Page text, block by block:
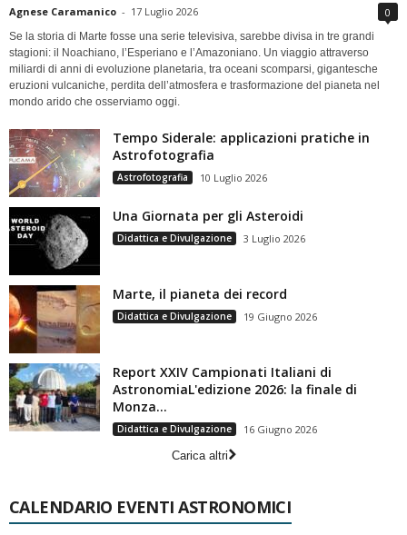
Agnese Caramanico - 17 Luglio 2026 0
Se la storia di Marte fosse una serie televisiva, sarebbe divisa in tre grandi
stagioni: il Noachiano, l’Esperiano e l’Amazoniano. Un viaggio attraverso
miliardi di anni di evoluzione planetaria, tra oceani scomparsi, gigantesche
eruzioni vulcaniche, perdita dell’atmosfera e trasformazione del pianeta nel
mondo arido che osserviamo oggi.
Tempo Siderale: applicazioni pratiche in
Astrofotografia
Astrofotografia 10 Luglio 2026
Una Giornata per gli Asteroidi
Didattica e Divulgazione 3 Luglio 2026
Marte, il pianeta dei record
Didattica e Divulgazione 19 Giugno 2026
Report XXIV Campionati Italiani di
AstronomiaL'edizione 2026: la finale di
Monza...
Didattica e Divulgazione
16 Giugno 2026
Carica altri
CALENDARIO EVENTI ASTRONOMICI